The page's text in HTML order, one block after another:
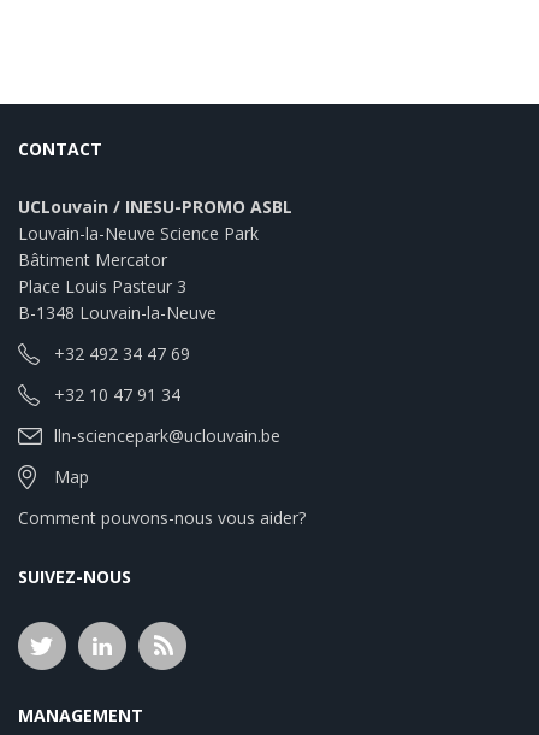
CONTACT
UCLouvain / INESU-PROMO ASBL
Louvain-la-Neuve Science Park
Bâtiment Mercator
Place Louis Pasteur 3
B-1348 Louvain-la-Neuve
+32 492 34 47 69
+32 10 47 91 34
lln-sciencepark@uclouvain.be
Map
Comment pouvons-nous vous aider?
SUIVEZ-NOUS
MANAGEMENT